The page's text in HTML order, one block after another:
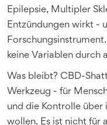
Epilepsie, Multipler
Entzündungen wirkt -
keine Variablen durch
Was bleibt? CBD-
Werkzeug - für
und die Kontrolle über
wollen. Es ist nicht für